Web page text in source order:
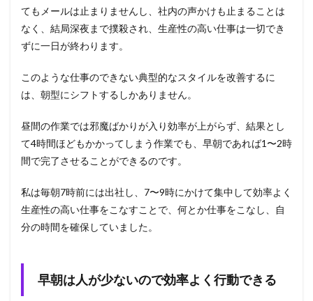
てもメールは止まりませんし、社内の声かけも止まることは
なく、結局深夜まで撲殺され、生産性の高い仕事は一切でき
ずに一日が終わります。
このような仕事のできない典型的なスタイルを改善するに
は、朝型にシフトするしかありません。
昼間の作業では邪魔ばかりが入り効率が上がらず、結果とし
て4時間ほどもかかってしまう作業でも、早朝であれば1〜2時
間で完了させることができるのです。
私は毎朝7時前には出社し、7〜9時にかけて集中して効率よく
生産性の高い仕事をこなすことで、何とか仕事をこなし、自
分の時間を確保していました。
早朝は人が少ないので効率よく行動できる